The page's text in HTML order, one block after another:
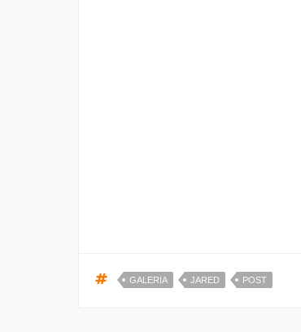
GALERIA JARED POST